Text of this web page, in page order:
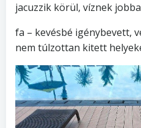
jacuzzik körül, víznek
fa – kevésbé igénybevett,
nem túlzottan kitett